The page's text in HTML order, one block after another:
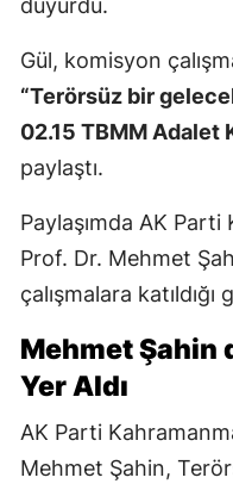
duyurdu.
Gül, komisyon
“Terörsüz bir
02.15 TBMM Adalet
paylaştı.
Paylaşımda AK
Prof. Dr. Mehmet
çalışmalara katıldığı
Mehmet Şahin
Yer Aldı
AK Parti
Mehmet Şahin,